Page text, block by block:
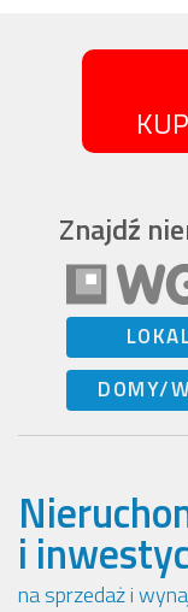
Znajdź
DOMY/
i
na sprzedaż i